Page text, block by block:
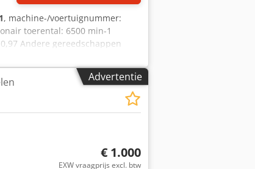
, machine-/voertuignummer:
toerental: 6500 min-1
Andere gereedschappen
Advertentie
€ 1.000
EXW vraagprijs excl. btw